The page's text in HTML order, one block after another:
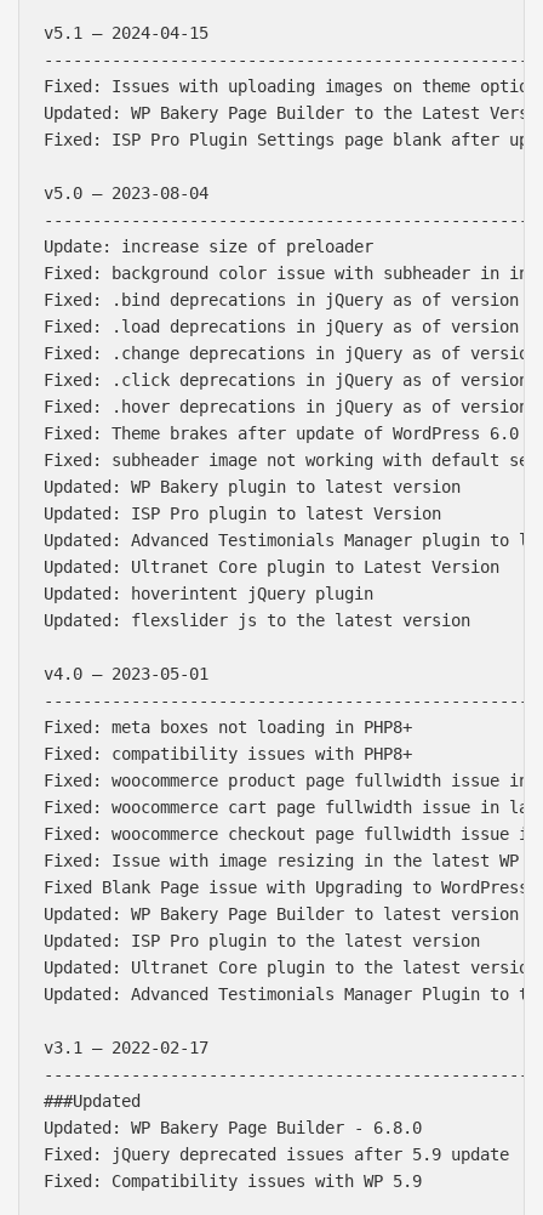
v5.1 – 2024-04-15
Fixed: Issues with uploading images on theme
Updated: WP Bakery Page Builder to the Latest
Fixed: ISP Pro Plugin Settings page blank after
v5.0 – 2023-08-04
Update: increase size of preloader
Fixed: background color issue with subheader in
Fixed: .bind deprecations in jQuery as of version
Fixed: .load deprecations in jQuery as of version
Fixed: .change deprecations in jQuery as of
Fixed: .click deprecations in jQuery as of version
Fixed: .hover deprecations in jQuery as of version
Fixed: Theme brakes after update of WordPress 6.0
Fixed: subheader image not working with default
Updated: WP Bakery plugin to latest version
Updated: ISP Pro plugin to latest Version
Updated: Advanced Testimonials Manager plugin to
Updated: Ultranet Core plugin to Latest Version
Updated: hoverintent jQuery plugin
Updated: flexslider js to the latest version
v4.0 – 2023-05-01
Fixed: meta boxes not loading in PHP8+
Fixed: compatibility issues with PHP8+
Fixed: woocommerce product page fullwidth issue in
Fixed: woocommerce cart page fullwidth issue in
Fixed: woocommerce checkout page fullwidth issue
Fixed: Issue with image resizing in the latest WP
Fixed Blank Page issue with Upgrading to WordPress
Updated: WP Bakery Page Builder to latest version
Updated: ISP Pro plugin to the latest version
Updated: Ultranet Core plugin to the latest version
Updated: Advanced Testimonials Manager Plugin to
v3.1 – 2022-02-17
###Updated
Updated: WP Bakery Page Builder - 6.8.0
Fixed: jQuery deprecated issues after 5.9 update
Fixed: Compatibility issues with WP 5.9
Báo giá & Đặt hàng:
0903.976.769